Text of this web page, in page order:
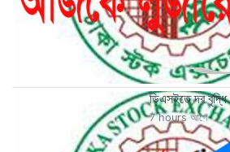
ডিএসইতে দর বৃদ্ধি
7 hours আগে